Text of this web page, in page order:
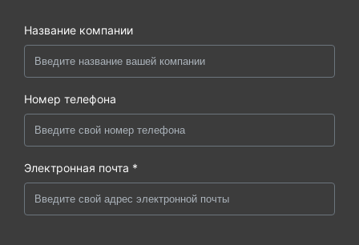
Название компании
Номер телефона
Электронная почта *